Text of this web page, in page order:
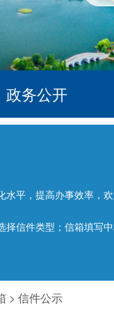
政务公开
，提高办事效率，
件类型；信箱填写中
> 信件公示